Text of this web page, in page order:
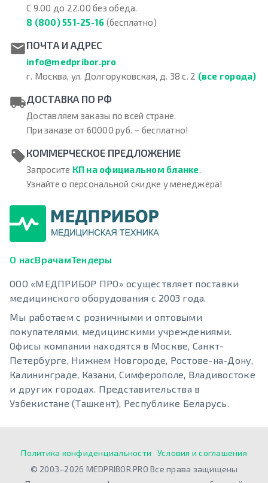
С 9.00 до 22.00 без обеда.
8 (800) 551-25-16 (бесплатно)
ПОЧТА И АДРЕС
info@medpribor.pro
г. Москва, ул. Долгоруковская, д. 38 с. 2 (все города)
ДОСТАВКА ПО РФ
Доставляем заказы по всей стране.
При заказе от 60000 руб. – бесплатно!
КОММЕРЧЕСКОЕ ПРЕДЛОЖЕНИЕ
Запросите КП на официальном бланке.
Узнайте о персональной скидке у менеджера!
О насВрачамТендеры
ООО «МЕДПРИБОР ПРО» осуществляет поставки
медицинского оборудования с 2003 года.
Мы работаем с розничными и оптовыми
покупателями, медицинскими учреждениями.
Офисы компании находятся в Москве, Санкт-
Петербурге, Нижнем Новгороде, Ростове-на-Дону,
Калининграде, Казани, Симферополе, Владивостоке
и других городах. Представительства в
Узбекистане (Ташкент), Республике Беларусь.
Политика конфиденциальности
Условия и соглашения
© 2003–2026 MEDPRIBOR.PRO Все права защищены